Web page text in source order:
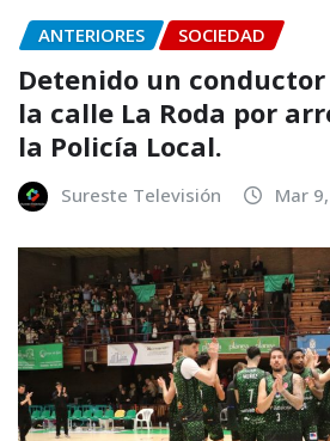
ANTERIORES SOCIEDAD
Detenido un conductor
la calle La Roda por
la Policía Local.
Sureste Televisión Mar